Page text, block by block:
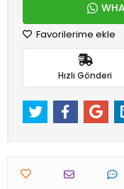
Favorilerime ekle
Hızlı Gönderi